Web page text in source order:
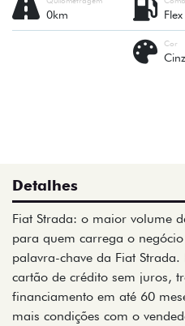
Flex
0km
Cor
Detalhes
Fiat Strada: o maior volume
para quem carrega o
palavra-chave da Fiat
cartão de crédito sem juros,
financiamento em até 60
mais condições com o